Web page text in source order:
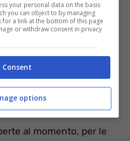
schematicamente
al momento, per le
your personal data on the basis
you can object to by managing
a link at the bottom of this page
or withdraw consent in privacy
Consent
options